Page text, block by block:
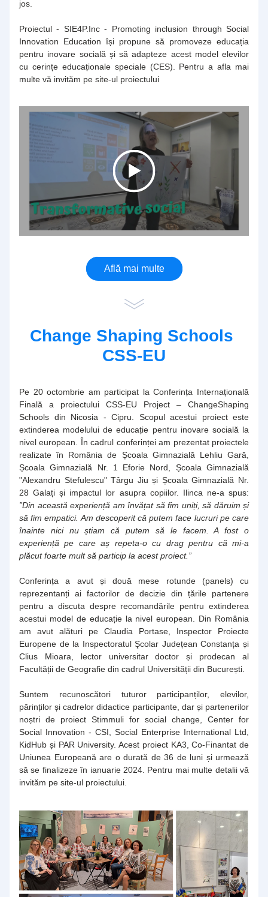
jos.
Proiectul - SIE4P.Inc - Promoting inclusion through Social
Innovation Education își propune să promoveze educația
pentru inovare socială și să adapteze acest model elevilor
cu cerințe educaționale speciale (CES). Pentru a afla mai
multe vă invităm pe site-ul proiectului
Află mai multe
Change Shaping Schools
CSS-EU
Pe 20 octombrie am participat la Conferința Internațională
Finală a proiectului CSS-EU Project – ChangeShaping
Schools din Nicosia - Cipru. Scopul acestui proiect este
extinderea modelului de educație pentru inovare socială la
nivel european. În cadrul conferinței am prezentat proiectele
realizate în România de Școala Gimnazială Lehliu Gară,
Școala Gimnazială Nr. 1 Eforie Nord, Școala Gimnazială
"Alexandru Stefulescu" Târgu Jiu și Școala Gimnazială Nr.
28 Galați și impactul lor asupra copiilor. Ilinca ne-a spus:
”Din această experiență am învățat să fim uniți, să dăruim și
să fim empatici. Am descoperit că putem face lucruri pe care
înainte nici nu știam că putem să le facem. A fost o
experiență pe care aș repeta-o cu drag pentru că mi-a
plăcut foarte mult să particip la acest proiect.”
Conferința a avut și două mese rotunde (panels) cu
reprezentanți ai factorilor de decizie din țările partenere
pentru a discuta despre recomandările pentru extinderea
acestui model de educație la nivel european. Din România
am avut alături pe Claudia Portase, Inspector Proiecte
Europene de la Inspectoratul Şcolar Județean Constanța și
Clius Mioara, lector universitar doctor și prodecan al
Facultății de Geografie din cadrul Universității din București.
Suntem recunoscători tuturor participanților, elevilor,
părinților și cadrelor didactice participante, dar și partenerilor
noștri de proiect Stimmuli for social change, Center for
Social Innovation - CSI, Social Enterprise International Ltd,
KidHub și PAR University. Acest proiect KA3, Co-Finantat de
Uniunea Europeană are o durată de 36 de luni și urmează
să se finalizeze în ianuarie 2024. Pentru mai multe detalii vă
invităm pe site-ul proiectului.